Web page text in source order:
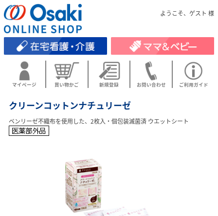
ようこそ、ゲスト 様
マイページ 買い物かご 新規登録 お問い合わせ ご利用ガイド
クリーンコットンナチュリーゼ
ベンリーゼ不織布を使用した、2枚入・個包装滅菌済 ウエットシート